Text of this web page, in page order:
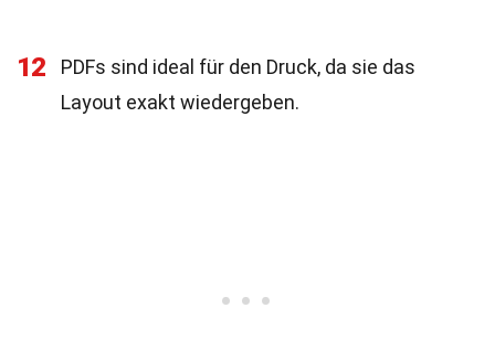
12
PDFs sind ideal für den Druck, da sie das
Layout exakt wiedergeben.